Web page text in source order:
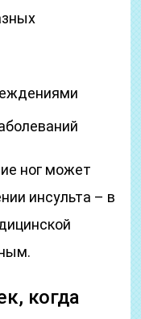
ног может
инсульта – в
когда